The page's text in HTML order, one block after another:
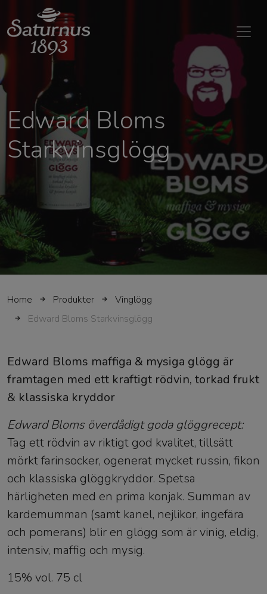
SKIP TO MAIN CONTENT
Edward Bloms
Starkvinsglögg
Home Produkter
Vinglögg
Edward Bloms Starkvinsglögg
Edward Bloms maffiga & mysiga glögg är
framtagen med ett kraftigt rödvin, torkad frukt
& klassiska kryddor
Edward Bloms överdådigt goda glöggrecept:
Tag ett rödvin av riktigt god kvalitet, tillsätt
mörkt farinsocker, ogenerat mycket russin, fikon
och klassiska glöggkryddor. Spetsa
härligheten med en prima konjak. Summan av
kardemumman (samt kanel, nejlikor, ingefära
och pomerans) blir en glögg som är vinig, eldig,
intensiv, maffig och mysig.
15% vol. 75 cl